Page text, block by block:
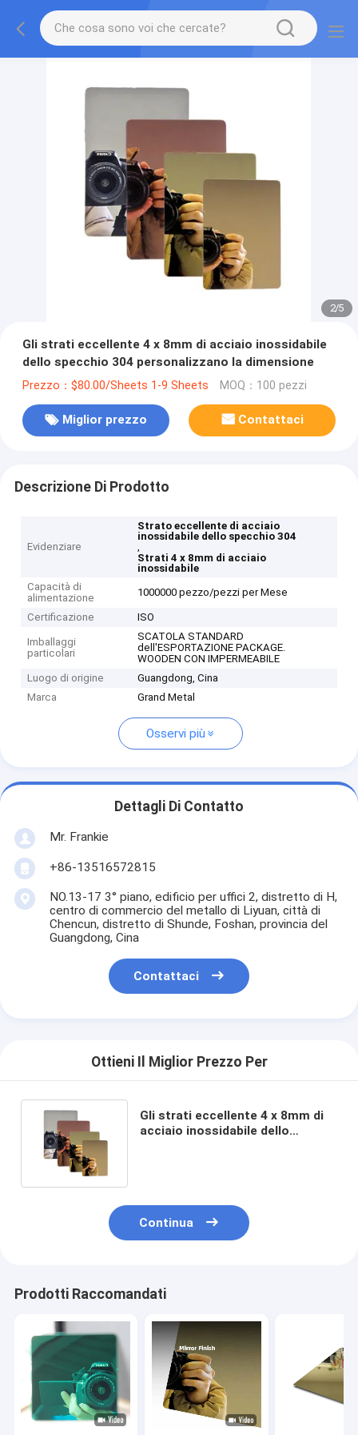
2/5
Gli strati eccellente 4 x 8mm di acciaio inossidabile
dello specchio 304 personalizzano la dimensione
Prezzo：$80.00/Sheets 1-9 Sheets MOQ：100 pezzi
Miglior prezzo Contattaci
Descrizione Di Prodotto
Evidenziare
Strato eccellente di acciaio
inossidabile dello specchio 304
,
Strati 4 x 8mm di acciaio
inossidabile
Capacità di
alimentazione
1000000 pezzo/pezzi per Mese
Certificazione ISO
Imballaggi
particolari
SCATOLA STANDARD
dell'ESPORTAZIONE PACKAGE.
WOODEN CON IMPERMEABILE
Luogo di origine
Guangdong, Cina
Marca
Grand Metal
Osservi più
Dettagli Di Contatto
Mr. Frankie
+86-13516572815
NO.13-17 3° piano, edificio per uffici 2, distretto di H,
centro di commercio del metallo di Liyuan, città di
Chencun, distretto di Shunde, Foshan, provincia del
Guangdong, Cina
Contattaci
Ottieni Il Miglior Prezzo Per
Gli strati eccellente 4 x 8mm di
acciaio inossidabile dello
Continua
Prodotti Raccomandati